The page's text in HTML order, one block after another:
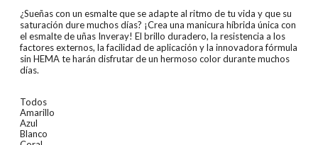
¿Sueñas con un esmalte que se adapte al ritmo de tu vida y que su
saturación dure muchos días? ¡Crea una manicura híbrida única con
el esmalte de uñas Inveray! El brillo duradero, la resistencia a los
factores externos, la facilidad de aplicación y la innovadora fórmula
sin HEMA te harán disfrutar de un hermoso color durante muchos
días.
Todos
Amarillo
Azul
Blanco